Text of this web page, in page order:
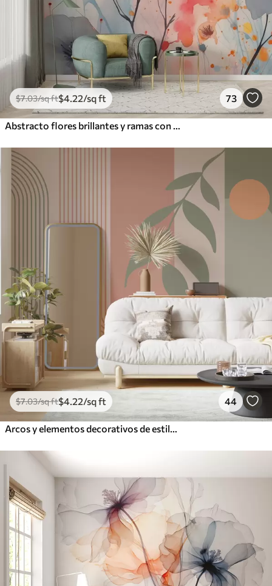
$7.03/sq ft$4 .22/sq ft 73
$7.03/sq ft$4 .22/sq ft 44